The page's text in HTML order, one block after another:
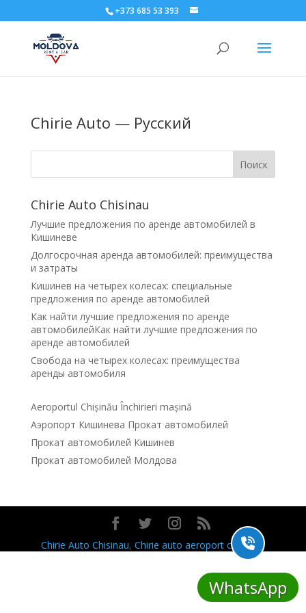
+373 685 53 393
Chirie Auto — Русский
Поиск
Chirie Auto Chisinau
Лучшие предложения по аренде автомобилей в
Кишиневе
Долгосрочная аренда автомобилей: преимущества
и затраты
Кишинев на четырех колесах: специальные
предложения по аренде автомобилей
Как найти лучшие предложения по аренде
автомобилейКак найти лучшие предложения по
аренде автомобилей
Свобода на четырех колесах: преимущества
аренды автомобиля
Aeroportul Chișinău Închirieri mașină
Аэропорт Кишинева Прокат автомобилей
Прокат автомобилей Кишинев
Прокат автомобилей Молдова
Chirie Auto Chisinau, Chirie auto aeroport chisinau ,
WhatsApp